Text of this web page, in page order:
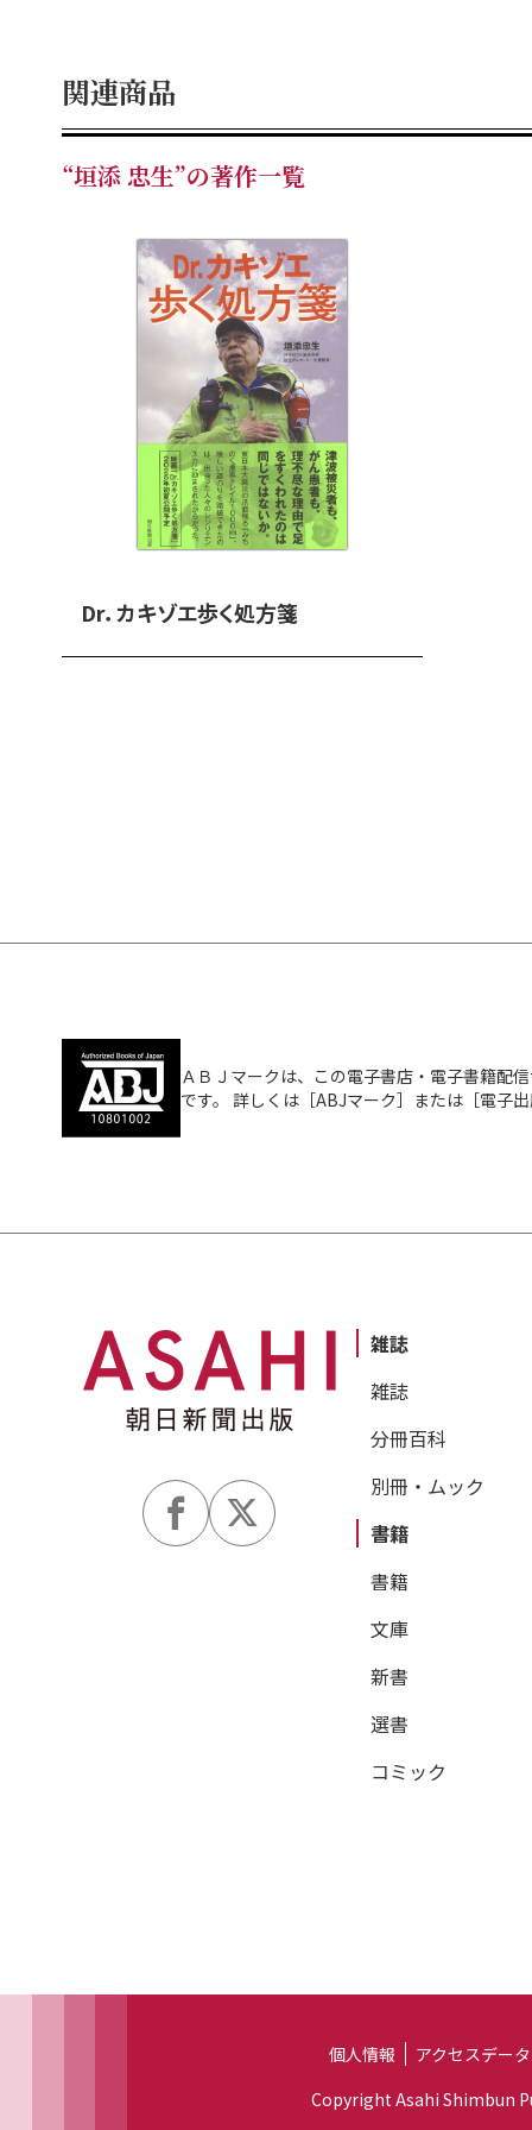
関連商品
“垣添 忠生”の著作一覧
Dr．カキゾエ歩く処方箋
ＡＢＪマークは、この電子書店・電子書籍配
です。 詳しくは［ABJマーク］または［電子
雑誌
雑誌
分冊百科
別冊・ムック
書籍
書籍
文庫
新書
選書
コミック
個人情報
アクセスデータ
Copyright Asahi Shimbun